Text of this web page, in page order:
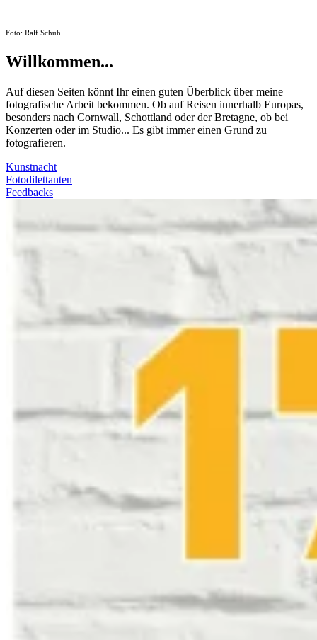
Foto: Ralf Schuh
Willkommen...
Auf diesen Seiten könnt Ihr einen guten Überblick über meine
fotografische Arbeit bekommen. Ob auf Reisen innerhalb Europas,
besonders nach Cornwall, Schottland oder der Bretagne, ob bei
Konzerten oder im Studio... Es gibt immer einen Grund zu
fotografieren.
Kunstnacht
Fotodilettanten
Feedbacks